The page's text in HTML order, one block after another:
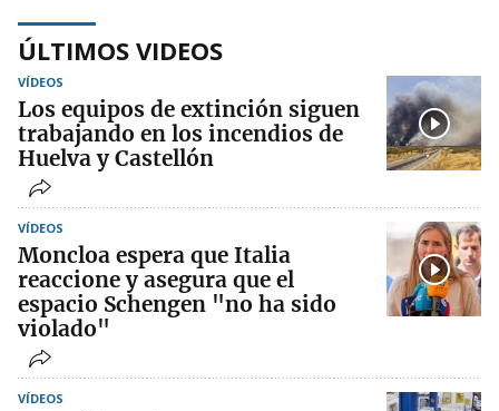
ÚLTIMOS VIDEOS
VÍDEOS
Los equipos de extinción siguen
trabajando en los incendios de
Huelva y Castellón
VÍDEOS
Moncloa espera que Italia
reaccione y asegura que el
espacio Schengen "no ha sido
violado"
VÍDEOS